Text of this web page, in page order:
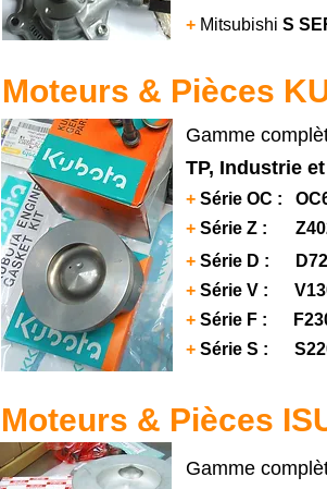
+ Mitsubishi S
Gamme
TP, Industrie
+ Série OC :
+ Série Z :
+ Série D :
+ Série V :
+ Série F :
+ Série S :
Moteurs & Pièces
Gamme
Moteurs & Pièces